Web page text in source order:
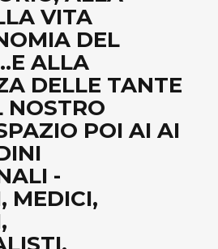
VITA
DEL
ALLA
DELLE TANTE
NOSTRO
POI AI AI
-
MEDICI,